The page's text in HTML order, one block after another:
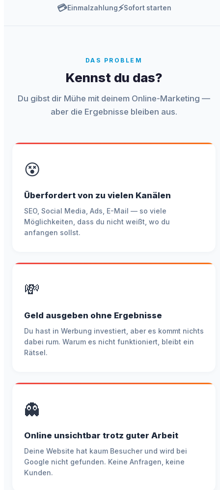
💳Einmalzahlung⚡Sofort starten
DAS PROBLEM
Kennst du das?
Du gibst dir Mühe mit deinem Online-Marketing —
aber die Ergebnisse bleiben aus.
😵
Überfordert von zu vielen Kanälen
SEO, Social Media, Ads, E-Mail — so viele
Möglichkeiten, dass du nicht weißt, wo du
anfangen sollst.
💸
Geld ausgeben ohne Ergebnisse
Du hast in Werbung investiert, aber es kommt nichts
dabei rum. Warum es nicht funktioniert, bleibt ein
Rätsel.
👻
Online unsichtbar trotz guter Arbeit
Deine Website hat kaum Besucher und wird bei
Google nicht gefunden. Keine Anfragen, keine
Kunden.